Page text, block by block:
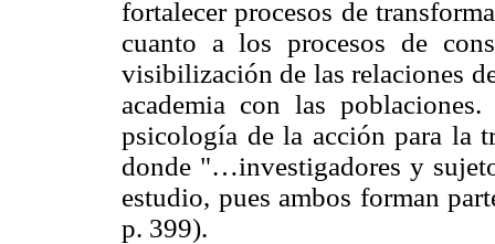
fortalecer procesos de
cuanto a los procesos de
visibilización de las relaciones
academia con las
psicología de la acción para la
donde "…investigadores y
estudio, pues ambos forman
p. 399).